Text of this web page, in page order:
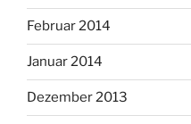
Februar 2014
Januar 2014
Dezember 2013